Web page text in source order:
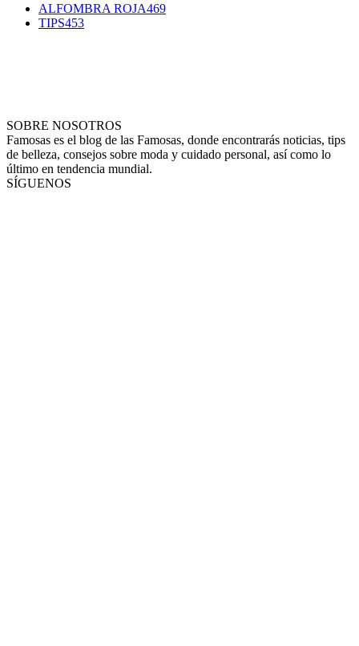
ALFOMBRA ROJA469
TIPS453
SOBRE NOSOTROS
Famosas es el blog de las Famosas, donde encontrarás noticias, tips
de belleza, consejos sobre moda y cuidado personal, así como lo
último en tendencia mundial.
SÍGUENOS